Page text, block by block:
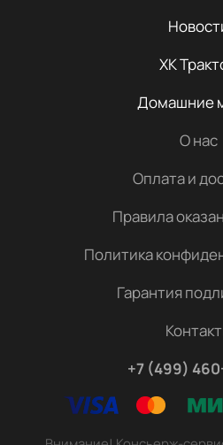
ХК
Домашние
О нас
Оплата и
Правила
Политика
Гарантия
+7 (499)